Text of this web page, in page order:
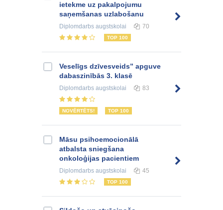
ietekme uz pakalpojumu
saņemšanas uzlabošanu
Diplomdarbs augstskolai 70
TOP 100
Veselīgs dzīvesveids” apguve
dabaszinībās 3. klasē
Diplomdarbs augstskolai 83
NOVĒRTĒTS! TOP 100
Māsu psihoemocionālā
atbalsta sniegšana
onkoloģijas pacientiem
Diplomdarbs augstskolai 45
TOP 100